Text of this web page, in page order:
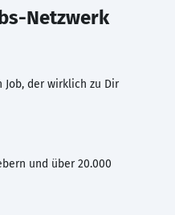
Netzwerk
Job, der wirklich zu Dir
und über 20.000